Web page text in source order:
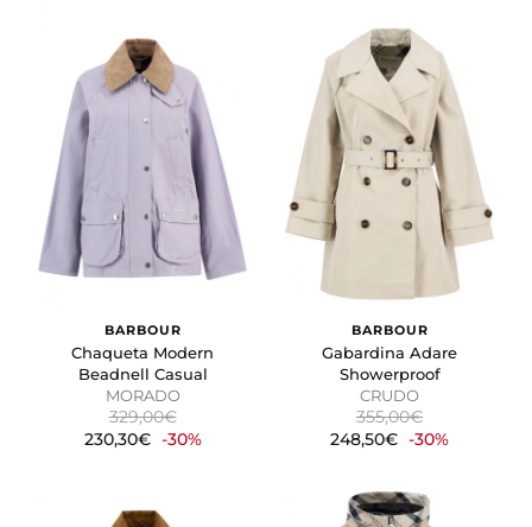
BARBOUR
Chaqueta Modern
Beadnell Casual
MORADO
329,00€
230,30€ -30%
BARBOUR
Gabardina Adare
Showerproof
CRUDO
355,00€
248,50€ -30%